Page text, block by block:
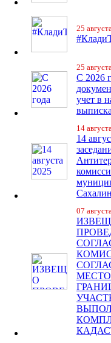
25
25
С 2026
учет в
выписка
14
14
07